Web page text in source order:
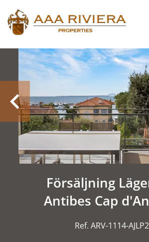
Försäljning
Antibes Cap
Ref. ARV-1114-AJLP2